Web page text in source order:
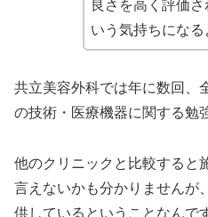
良さを高く評価
いう気持ちになる
共立美容外科では年に数回、
の技術・医療機器に関する勉
他のクリニックと比較すると
言えないかも分かりませんが
供しているということなんで